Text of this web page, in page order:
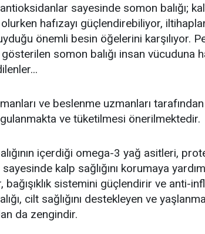
sayesinde somon balığı;
olurken hafızayı güçlendirebiliyor,
önemli besin öğelerini karşılıyor.
gösterilen somon balığı insan vücuduna
ve beslenme uzmanları
ve tüketilmesi önerilmektedir.
içerdiği omega-3 yağ asitleri,
kalp sağlığını korumaya
bağışıklık sistemini güçlendirir ve anti-
cilt sağlığını destekleyen ve
da zengindir.